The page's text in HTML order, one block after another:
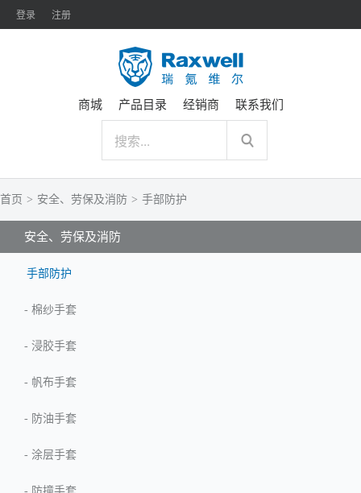
登录 注册
商城 产品目录 经销商 联系我们
首页 > 安全、劳保及消防 > 手部防护
安全、劳保及消防
手部防护
- 棉纱手套
- 浸胶手套
- 帆布手套
- 防油手套
- 涂层手套